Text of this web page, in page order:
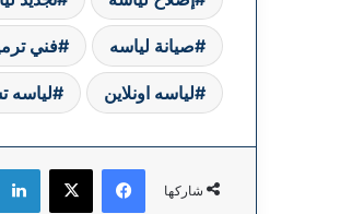
صيانة لياسه فني
لياسه اونلاين لياسه
شاركها
فيسبوك ‫X